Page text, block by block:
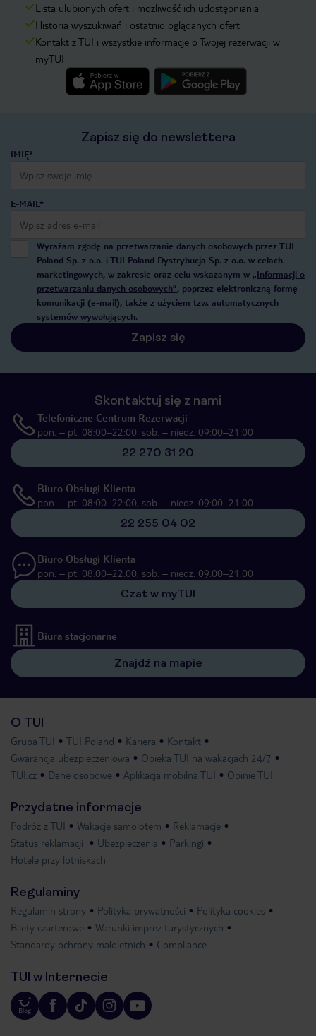
Lista ulubionych ofert i możliwość ich udostępniania
Historia wyszukiwań i ostatnio oglądanych ofert
Kontakt z TUI i wszystkie informacje o Twojej rezerwacji w
myTUI
Zapisz się do newslettera
IMIĘ*
E-MAIL*
Wyrażam zgodę na przetwarzanie danych osobowych przez TUI
Poland Sp. z o.o. i TUI Poland Dystrybucja Sp. z o.o. w celach
marketingowych, w zakresie oraz celu wskazanym w „Informacji o
przetwarzaniu danych osobowych”, poprzez elektroniczną formę
komunikacji (e-mail), także z użyciem tzw. automatycznych
systemów wywołujących.
Zapisz się
Skontaktuj się z nami
Telefoniczne Centrum Rezerwacji
pon. – pt. 08:00–22:00, sob. – niedz. 09:00–21:00
22 270 31 20
Biuro Obsługi Klienta
pon. – pt. 08:00–22:00, sob. – niedz. 09:00–21:00
22 255 04 02
Biuro Obsługi Klienta
pon. – pt. 08:00–22:00, sob. – niedz. 09:00–21:00
Czat w myTUI
Biura stacjonarne
Znajdź na mapie
O TUI
Grupa TUI TUI Poland Kariera
Kontakt
Gwarancja ubezpieczeniowa
Opieka TUI na wakacjach 24/7
TUI.cz
Dane osobowe Aplikacja mobilna TUI Opinie TUI
Przydatne informacje
Podróż z TUI Wakacje samolotem
Reklamacje
Status reklamacji
Ubezpieczenia
Parkingi
Hotele przy lotniskach
Regulaminy
Regulamin strony Polityka prywatności
Polityka cookies
Bilety czarterowe
Warunki imprez turystycznych
Standardy ochrony małoletnich
Compliance
TUI w Internecie